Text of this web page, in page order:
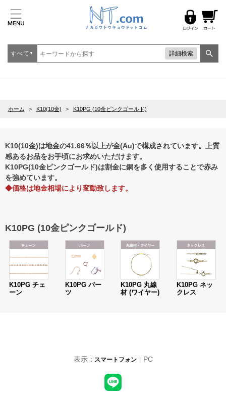
すべて ▼ 詳細検索
ホーム > K10(10金) > K10PG (10金ピンクゴールド)
K10(10金)は地金の41.66％以上が金(Au)で構成されています。上質
感あるお品をお手頃にお求めいただけます。
K10PG(10金ピンクゴールド)は割金に銅を多く使用することで赤み
を強めています。
◆価格は地金相場により変動致します。
K10PG (10金ピンクゴールド)
K10PG チェ
ーン
K10PG パー
ツ
K10PG 丸線
材 (ワイヤー)
K10PG ネッ
クレス
表示 スマートフォン PC